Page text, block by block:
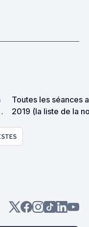
Toutes les séances
2019 (la liste de la